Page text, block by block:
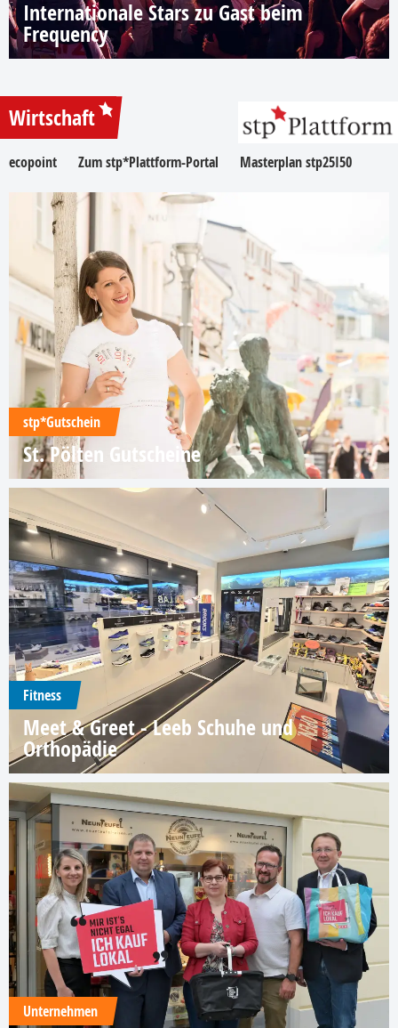
Internationale Stars zu Gast beim
Frequency
Wirtschaft
ecopoint Zum stp*Plattform-Portal Masterplan stp25I50
stp*Gutschein
St. Pölten Gutscheine
Fitness
Meet & Greet - Leeb Schuhe und
Orthopädie
Unternehmen